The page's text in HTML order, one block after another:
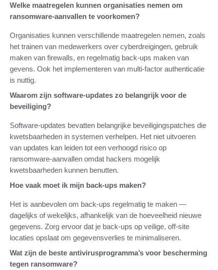
Welke maatregelen kunnen organisaties nemen om
ransomware-aanvallen te voorkomen?
Organisaties kunnen verschillende maatregelen nemen, zoals
het trainen van medewerkers over cyberdreigingen, gebruik
maken van firewalls, en regelmatig back-ups maken van
gevens. Ook het implementeren van multi-factor authenticatie
is nuttig.
Waarom zijn software-updates zo belangrijk voor de
beveiliging?
Software-updates bevatten belangrijke beveiligingspatches die
kwetsbaarheden in systemen verhelpen. Het niet uitvoeren
van updates kan leiden tot een verhoogd risico op
ransomware-aanvallen omdat hackers mogelijk
kwetsbaarheden kunnen benutten.
Hoe vaak moet ik mijn back-ups maken?
Het is aanbevolen om back-ups regelmatig te maken —
dagelijks of wekelijks, afhankelijk van de hoeveelheid nieuwe
gegevens. Zorg ervoor dat je back-ups op veilige, off-site
locaties opslaat om gegevensverlies te minimaliseren.
Wat zijn de beste antivirusprogramma’s voor bescherming
tegen ransomware?